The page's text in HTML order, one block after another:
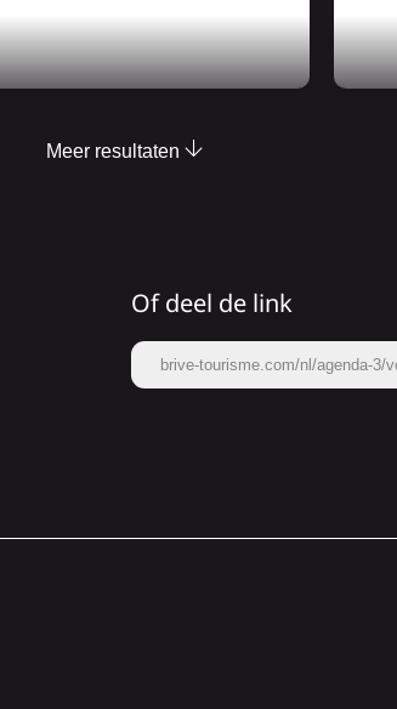
Meer resultaten
Of deel de link
brive-tourisme.com/nl/agenda-3/